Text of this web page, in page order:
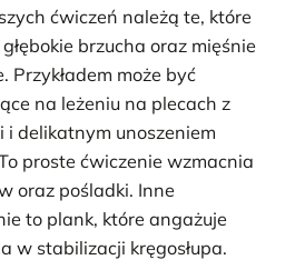
ćwiczeń należą te, które
brzucha oraz mięśnie
Przykładem może być
na leżeniu na plecach z
i delikatnym unoszeniem
proste ćwiczenie wzmacnia
oraz pośladki. Inne
to plank, które angażuje
w stabilizacji kręgosłupa.